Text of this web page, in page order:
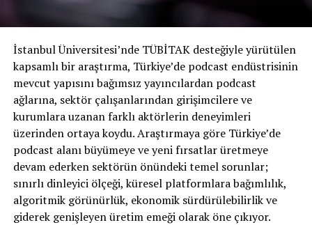
İstanbul Üniversitesi’nde TÜBİTAK desteğiyle yürütülen
kapsamlı bir araştırma, Türkiye’de podcast endüstrisinin
mevcut yapısını bağımsız yayıncılardan podcast
ağlarına, sektör çalışanlarından girişimcilere ve
kurumlara uzanan farklı aktörlerin deneyimleri
üzerinden ortaya koydu. Araştırmaya göre Türkiye’de
podcast alanı büyümeye ve yeni fırsatlar üretmeye
devam ederken sektörün önündeki temel sorunlar;
sınırlı dinleyici ölçeği, küresel platformlara bağımlılık,
algoritmik görünürlük, ekonomik sürdürülebilirlik ve
giderek genişleyen üretim emeği olarak öne çıkıyor.